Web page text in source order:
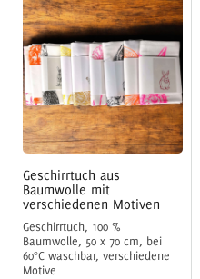
Geschirrtuch aus
Baumwolle mit
verschiedenen Motiven
Geschirrtuch, 100 %
Baumwolle, 50 x 70 cm, bei
60°C waschbar, verschiedene
Motive